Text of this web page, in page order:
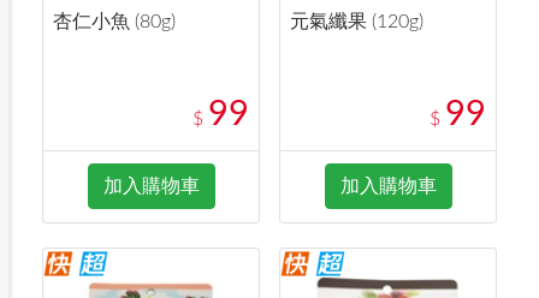
杏仁小魚 (80g)
$ 99
加入購物車
元氣纖果 (120g)
$ 99
加入購物車